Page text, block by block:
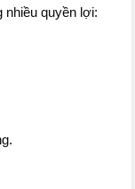
quyền lợi: